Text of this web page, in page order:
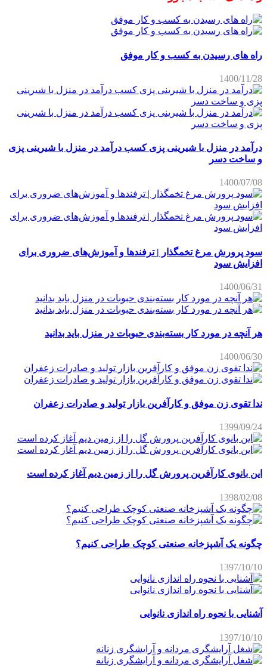
راه های رسیدن به کسب و کار موفق
1400/11/28
درآمد در منزل با شیرینی پزی کسب درآمد در منزل با شیرینی پزی
و ساخت دسر
1400/07/08
سود پرورش مرغ تخمگذار | ترفندها و آموزش‌های ضروری برای
افزایش سود
1400/06/31
هر آنچه در مورد کار بسته‌بندی حبوبات در منزل باید بدانید
1400/06/30
ندا تقوی زن موفق و کارآفرین بازار تولید و صادرات زعفران
1399/09/24
این بانوی کارآفرین پرورش گل را از زمین دیم آغاز کرده است
1398/02/08
چگونه یک آشپزخانه صنعتی کوچک طراحی کنیم؟
1397/10/10
آشنایی با نحوه راه اندازی نانوایی
1397/10/10